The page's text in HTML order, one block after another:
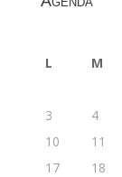
L M
3
4
10
11
17
18